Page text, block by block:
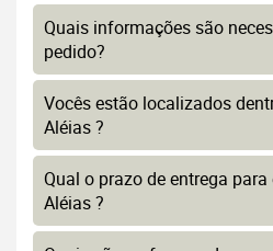
Quais informações são
pedido?
Vocês estão localizados
Aléias ?
Qual o prazo de entrega
Aléias ?